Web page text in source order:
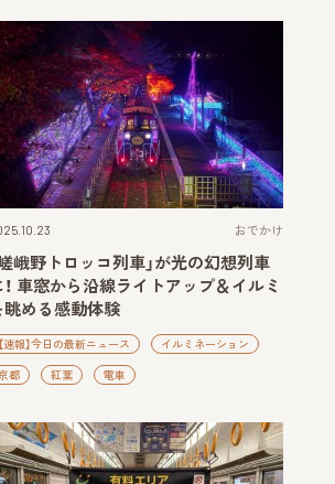
おでかけ
嵯峨野トロッコ列車」が光の幻想列車
！ 車窓から沿線ライトアップ＆イルミ
眺める感動体験
【速報】今日の最新ニュース イルミネーション
都 紅葉 電車